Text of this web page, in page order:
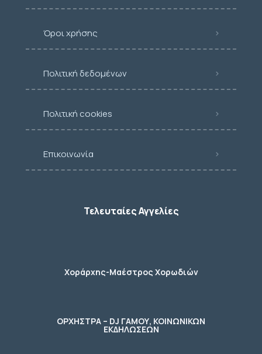
Όροι χρήσης
Πολιτική δεδομένων
Πολιτική cookies
Επικοινωνία
Τελευταίες Αγγελίες
Χοράρχης-Μαέστρος Χορωδιών
ΟΡΧΗΣΤΡΑ – DJ ΓΑΜΟΥ, ΚΟΙΝΩΝΙΚΩΝ
ΕΚΔΗΛΩΣΕΩΝ